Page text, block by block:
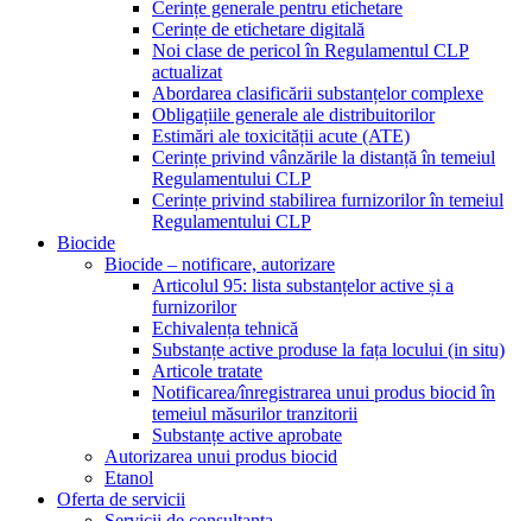
Cerințe generale pentru etichetare
Cerințe de etichetare digitală
Noi clase de pericol în Regulamentul CLP
actualizat
Abordarea clasificării substanțelor complexe
Obligațiile generale ale distribuitorilor
Estimări ale toxicității acute (ATE)
Cerințe privind vânzările la distanță în temeiul
Regulamentului CLP
Cerințe privind stabilirea furnizorilor în temeiul
Regulamentului CLP
Biocide
Biocide – notificare, autorizare
Articolul 95: lista substanțelor active și a
furnizorilor
Echivalența tehnică
Substanțe active produse la fața locului (in situ)
Articole tratate
Notificarea/înregistrarea unui produs biocid în
temeiul măsurilor tranzitorii
Substanțe active aprobate
Autorizarea unui produs biocid
Etanol
Oferta de servicii